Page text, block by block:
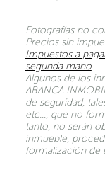
Fotografías no
Precios sin
Impuestos a
segunda mano
Algunos de los
ABANCA
de seguridad,
etc…, que no
tanto, no serán
inmueble,
formalización de